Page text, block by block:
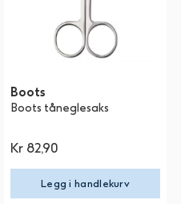
Boots
Boots tåneglesaks
Kr 82,90
Legg i handlekurv